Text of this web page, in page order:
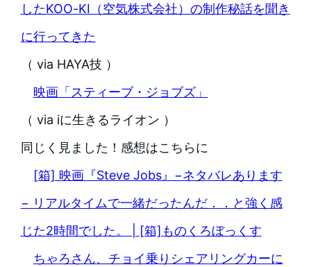
したKOO-KI（空気株式会社）の制作秘話を聞き
に行ってきた
（ via HAYA技 ）
映画「スティーブ・ジョブズ」
（ via iに生きるライオン ）
同じく見ました！感想はこちらに
[箱] 映画『Steve Jobs』−ネタバレあります
− リアルタイムで一緒だったんだ．．と強く感
じた2時間でした。 | [箱]ものくろぼっくす
ちゃろさん、チョイ乗りシェアリングカーに